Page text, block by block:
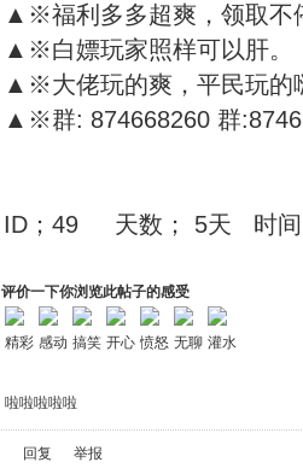
▲※福利多多超爽，领取不
▲※白嫖玩家照样可以肝。
▲※大佬玩的爽，平民玩的
▲※群: 874668260 群
ID；49 天数； 5天 时间
评价一下你浏览此帖子的感受
精彩 感动 搞笑 开心 愤怒 无聊 灌水
啦啦啦啦啦
回复 举报